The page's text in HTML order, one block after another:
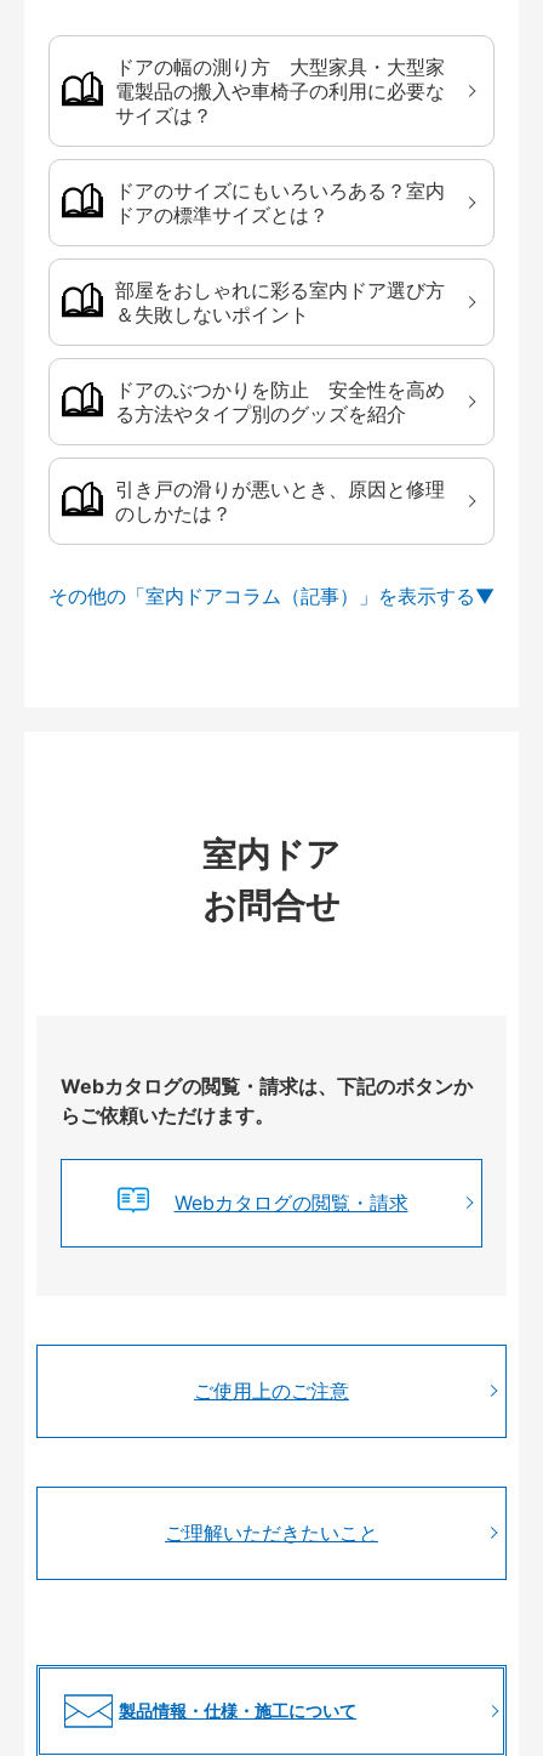
ドアの幅の測り方 大型家具・大型家
電製品の搬入や車椅子の利用に必要な
サイズは？
ドアのサイズにもいろいろある？室内
ドアの標準サイズとは？
部屋をおしゃれに彩る室内ドア選び方
＆失敗しないポイント
ドアのぶつかりを防止 安全性を高め
る方法やタイプ別のグッズを紹介
引き戸の滑りが悪いとき、原因と修理
のしかたは？
その他の「室内ドアコラム（記事）」を
室内ドア
お問合せ
Webカタログの閲覧・請求は、下記のボタンか
らご依頼いただけます。
Webカタログの閲覧・請求
ご使用上のご注意
ご理解いただきたいこと
製品情報・仕様・施工について